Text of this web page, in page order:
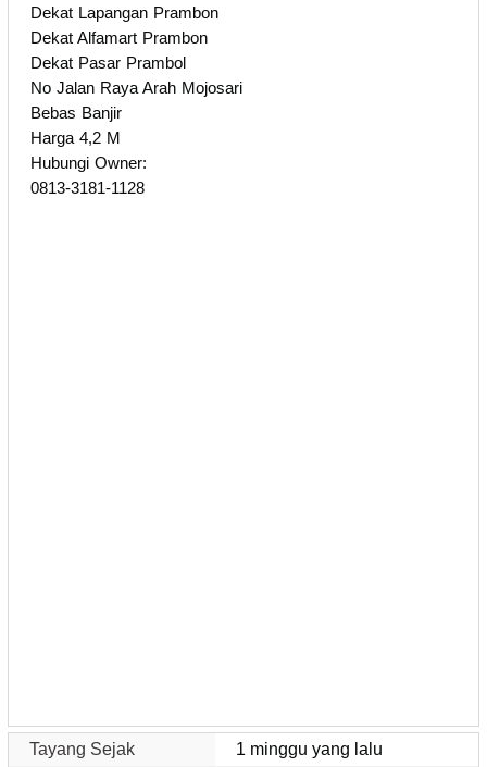
Dekat Lapangan Prambon
Dekat Alfamart Prambon
Dekat Pasar Prambol
No Jalan Raya Arah Mojosari
Bebas Banjir
Harga 4,2 M
Hubungi Owner:
0813-3181-1128
Tayang Sejak
1 minggu yang lalu